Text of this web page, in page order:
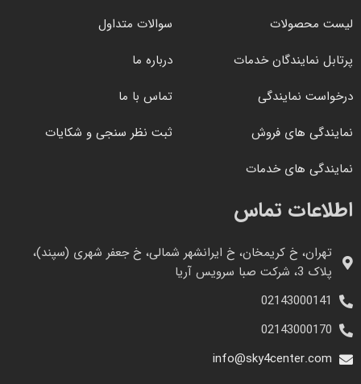
لیست محصولات
پرتابل نمایندگان خدمات
درخواست نمایندگی
نمایندگی های فروش
نمایندگی های خدمات
سوالات متداول
درباره ما
تماس با ما
ثبت نظر سنجی و شکایات
اطلاعات تماس
تهران، خ کریمخان، خ ایرانشهر شمالی، خ جعفر شهری (سپند)،
پلاک 3، شرکت صبا سرویس آریا
02143000141
02143000170
info@sky4center.com